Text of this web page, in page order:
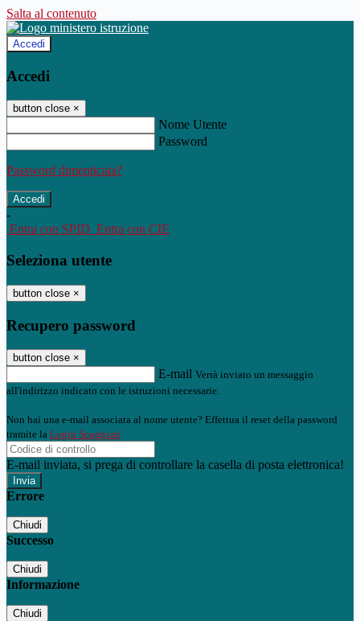
Salta al contenuto
Accedi
Accedi
button close ×
Nome Utente
Password
Password dimenticata?
-
Entra con SPID Entra con CIE
Seleziona utente
button close ×
Recupero password
button close ×
E-mail Verrà inviato un messaggio
all'indirizzo indicato con le istruzioni necessarie.
Non hai una e-mail associata al nome utente? Effettua il reset della password
tramite la Login Spaggiari
E-mail inviata, si prega di controllare la casella di posta elettronica!
Errore
Chiudi
Successo
Chiudi
Informazione
Chiudi